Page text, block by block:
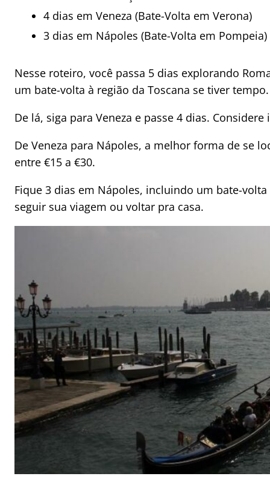
4 dias em Veneza (Bate-Volta em Verona)
3 dias em Nápoles (Bate-Volta em Pompeia)
Nesse roteiro, você passa 5 dias explorando
um bate-volta à região da Toscana se tiver tempo.
De lá, siga para Veneza e passe 4 dias.
De Veneza para Nápoles, a melhor forma de se
entre €15 a €30.
Fique 3 dias em Nápoles, incluindo um bate-
seguir sua viagem ou voltar pra casa.